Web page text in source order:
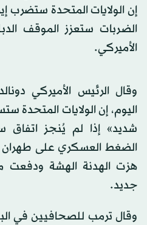
إن الولايات المتحدة ستضرب
الضربات ستعزز الموقف
الأميركي.
وقال الرئيس الأميركي
اليوم، إن الولايات
شديد» إذا لم يُنجز اتفاق
الضغط العسكري على طهران
هزت الهدنة الهشة ودفعت
جديد.
وقال ترمب للصحافيين في